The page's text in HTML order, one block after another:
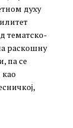
духу
тематско-
раскошну
па се